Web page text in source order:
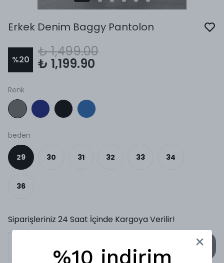
Erkek Denim Baggy Pantolon
%20
₺ 1,499.00
₺ 1,199.90
Renk
beden
29 30 31 32 33 34
36
Siparişleriniz 24 Saat İçinde Kargoya Verilir!
%10 indirim